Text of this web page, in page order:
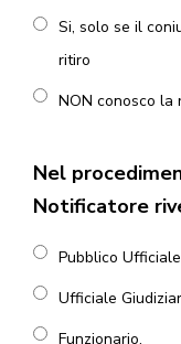
Si, solo se il
ritiro
NON conosco la
Nel
Notificatore
Pubblico Ufficiale
Ufficiale
Funzionario.